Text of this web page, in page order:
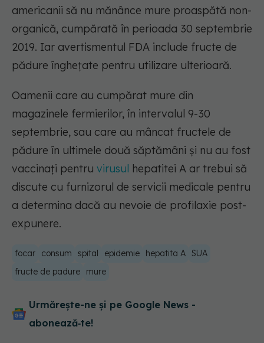
americanii să nu mănânce mure proaspătă non-
organică, cumpărată în perioada 30 septembrie
2019. Iar avertismentul FDA include fructe de
pădure înghețate pentru utilizare ulterioară.
Oamenii care au cumpărat mure din
magazinele fermierilor, în intervalul 9-30
septembrie, sau care au mâncat fructele de
pădure în ultimele două săptămâni și nu au fost
vaccinați pentru virusul hepatitei A ar trebui să
discute cu furnizorul de servicii medicale pentru
a determina dacă au nevoie de profilaxie post-
expunere.
focar consum spital epidemie hepatita A
SUA
fructe de padure
mure
Urmărește-ne și pe Google News -
abonează‑te!